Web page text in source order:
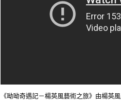
《呦呦奇遇記－楊英風藝術之旅》由楊英